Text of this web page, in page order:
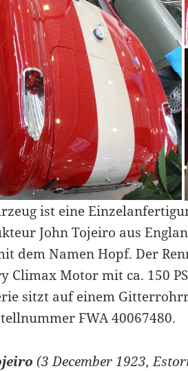
ist eine
John Tojeiro aus
dem Namen Hopf. Der
Climax Motor mit ca. 150
sitzt auf einem
FWA 40067480.
(3 December 1923,